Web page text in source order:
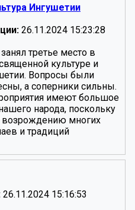
Ингушетии
26.11.2024 15:23:28
третье место в
культуре и
Вопросы были
а соперники сильны.
имеют большое
народа, поскольку
возрождению многих
и традиций
26.11.2024 15:16:53